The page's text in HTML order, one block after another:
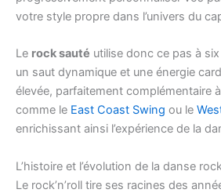
votre style propre dans l’univers du
Le rock sauté utilise donc ce pas à
un saut dynamique et une énergie
élevée, parfaitement complémentaire
comme le East Coast Swing ou le
enrichissant ainsi l’expérience de la
L’histoire et l’évolution de la danse
Le rock’n’roll tire ses racines des